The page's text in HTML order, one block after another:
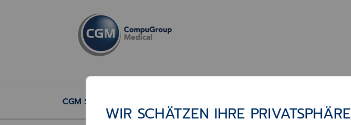
CGM SOZIAL TI ANGEBOT
WIR SCHÄTZEN IHRE PRIVATSPHÄRE